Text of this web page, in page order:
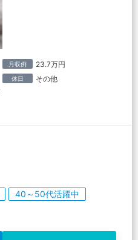
月収例 23.7万円
休日 その他
40～50代活躍中